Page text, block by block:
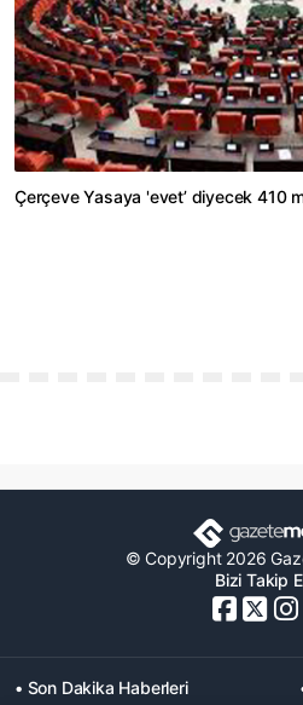
Çerçeve Yasaya 'evet’ diyecek 410
© Copyright 2026
Bizi Takip
• Son Dakika Haberleri